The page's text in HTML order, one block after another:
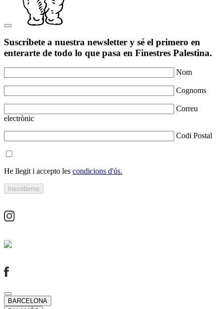
Suscríbete a nuestra newsletter y sé el primero en
enterarte de todo lo que pasa en Finestres Palestina.
Nom
Cognoms
Correu
electrònic
Codi Postal
He llegit i accepto les condicions d'ús.
BARCELONA